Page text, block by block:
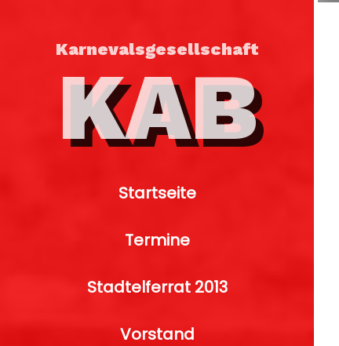
Karnevalsgesellschaft
KAB
Startseite
Termine
Stadtelferrat 2013
Vorstand